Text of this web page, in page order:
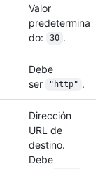
Valor
predetermina
do:
30 .
Debe
ser
"http" .
Dirección
URL de
destino.
Debe